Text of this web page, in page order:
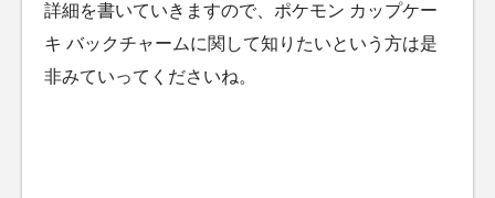
詳細を書いていきますので、ポケモン カップケー
キ バックチャームに関して知りたいという方は是
非みていってくださいね。